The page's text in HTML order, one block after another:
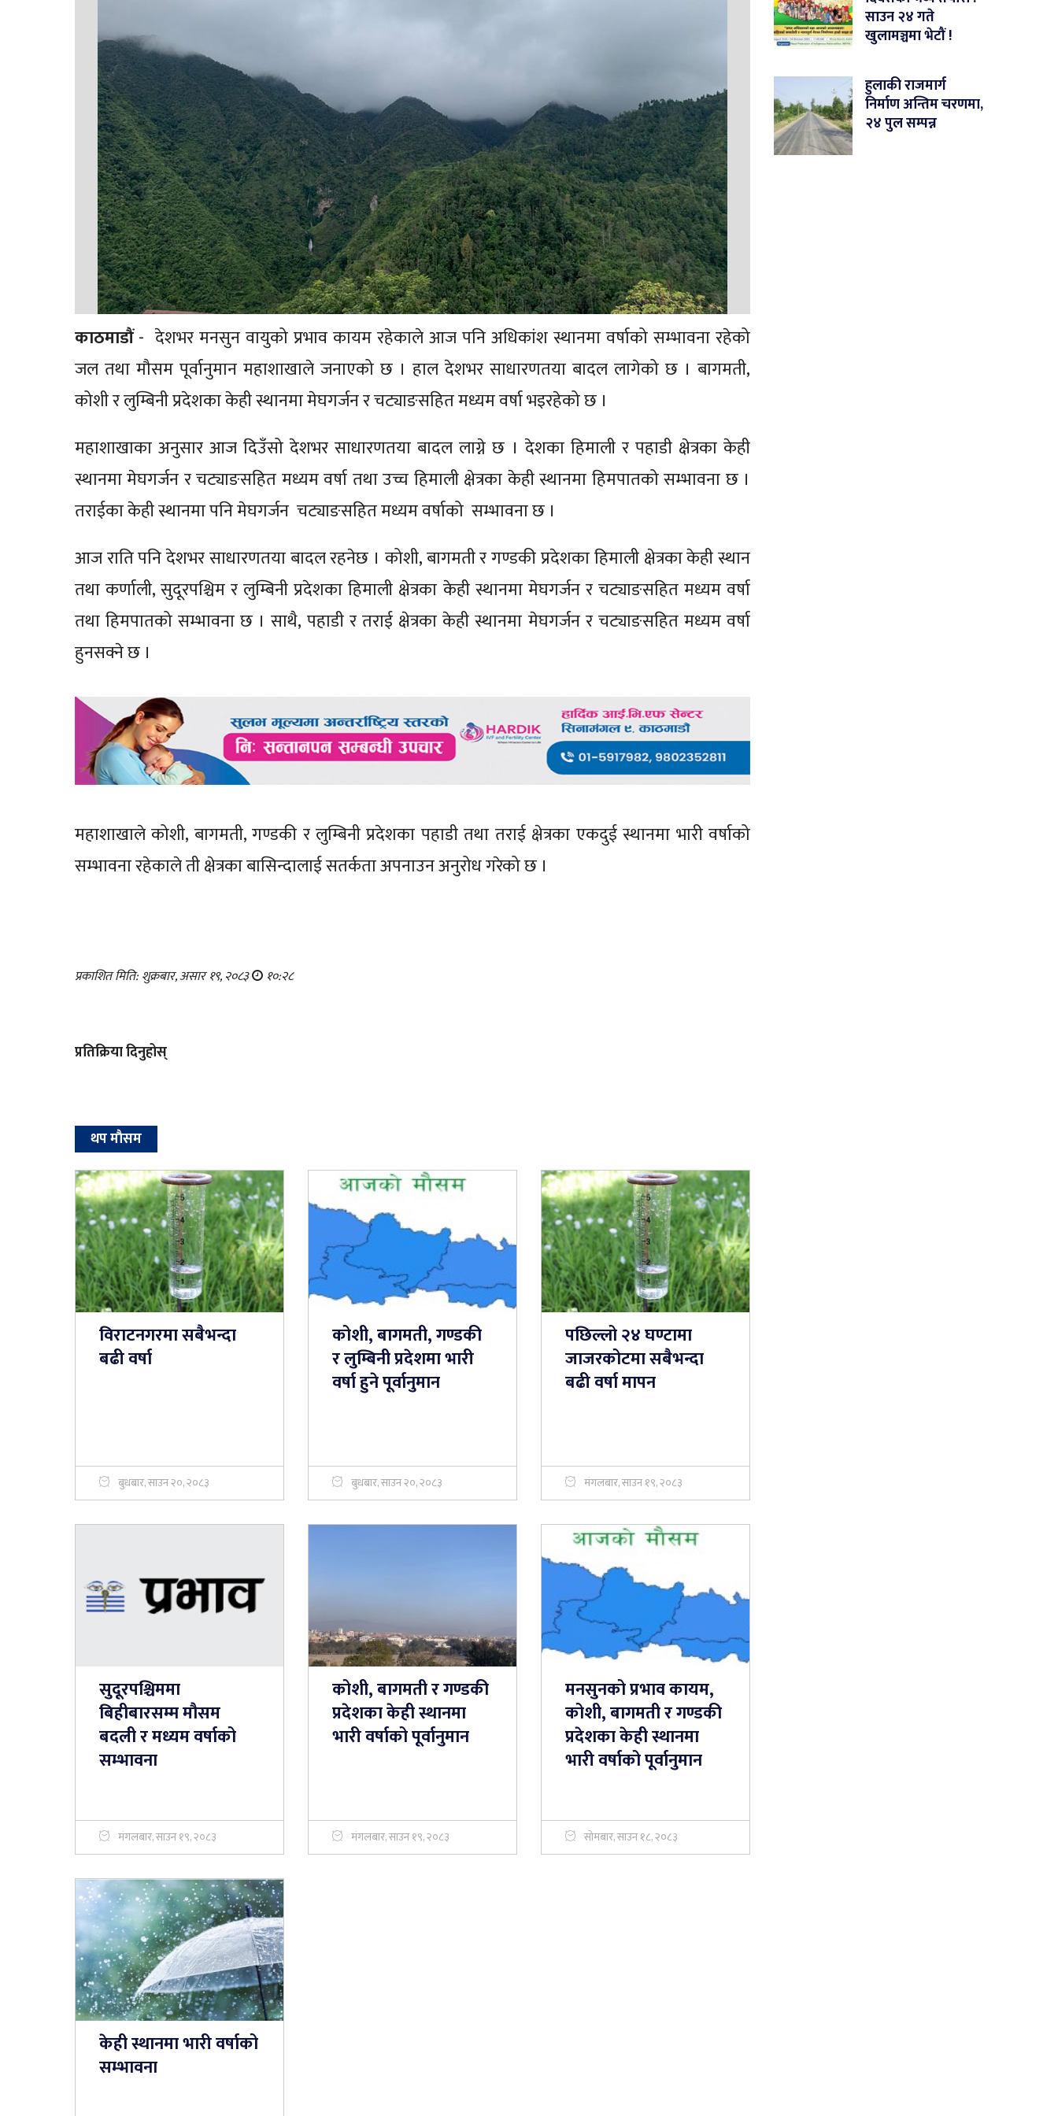
काठमाडौं- देशभर मनसुन वायुको प्रभाव कायम रहेकाले आज पनि अधिकांश स्थानमा वर्षाको सम्भावना रहेको
जल तथा मौसम पूर्वानुमान महाशाखाले जनाएको छ । हाल देशभर साधारणतया बादल लागेको छ । बागमती,
कोशी र लुम्बिनी प्रदेशका केही स्थानमा मेघगर्जन र चट्याङसहित मध्यम वर्षा भइरहेको छ ।
महाशाखाका अनुसार आज दिउँसो देशभर साधारणतया बादल लाग्ने छ । देशका हिमाली र पहाडी क्षेत्रका केही
स्थानमा मेघगर्जन र चट्याङसहित मध्यम वर्षा तथा उच्च हिमाली क्षेत्रका केही स्थानमा हिमपातको सम्भावना छ ।
तराईका केही स्थानमा पनि मेघगर्जन चट्याङसहित मध्यम वर्षाको सम्भावना छ ।
आज राति पनि देशभर साधारणतया बादल रहनेछ । कोशी, बागमती र गण्डकी प्रदेशका हिमाली क्षेत्रका केही स्थान
तथा कर्णाली, सुदूरपश्चिम र लुम्बिनी प्रदेशका हिमाली क्षेत्रका केही स्थानमा मेघगर्जन र चट्याङसहित मध्यम वर्षा
तथा हिमपातको सम्भावना छ । साथै, पहाडी र तराई क्षेत्रका केही स्थानमा मेघगर्जन र चट्याङसहित मध्यम वर्षा
हुनसक्ने छ ।
महाशाखाले कोशी, बागमती, गण्डकी र लुम्बिनी प्रदेशका पहाडी तथा तराई क्षेत्रका एकदुई स्थानमा भारी वर्षाको
सम्भावना रहेकाले ती क्षेत्रका बासिन्दालाई सतर्कता अपनाउन अनुरोध गरेको छ ।
प्रकाशित मिति: शुक्रबार, असार १९, २०८३ १०:२८
प्रतिक्रिया दिनुहोस्
थप माैसम
विराटनगरमा सबैभन्दा
बढी वर्षा
बुधबार, साउन २०, २०८३
कोशी, बागमती, गण्डकी
र लुम्बिनी प्रदेशमा भारी
वर्षा हुने पूर्वानुमान
बुधबार, साउन २०, २०८३
पछिल्लो २४ घण्टामा
जाजरकोटमा सबैभन्दा
बढी वर्षा मापन
मंगलबार, साउन १९, २०८३
सुदूरपश्चिममा
बिहीबारसम्म मौसम
बदली र मध्यम वर्षाको
सम्भावना
मंगलबार, साउन १९, २०८३
कोशी, बागमती र गण्डकी
प्रदेशका केही स्थानमा
भारी वर्षाको पूर्वानुमान
मंगलबार, साउन १९, २०८३
मनसुनको प्रभाव कायम,
कोशी, बागमती र गण्डकी
प्रदेशका केही स्थानमा
भारी वर्षाको पूर्वानुमान
सोमबार, साउन १८, २०८३
केही स्थानमा भारी वर्षाको
सम्भावना
साउन २४ गते
खुलामञ्चमा भेटौं !
हुलाकी राजमार्ग
निर्माण अन्तिम चरणमा,
२४ पुल सम्पन्न